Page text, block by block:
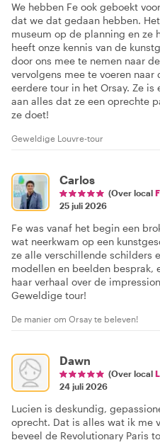
We hebben Fe ook geboekt
dat we dat gedaan hebben.
museum op de planning en ze
heeft onze kennis van de
door ons mee te nemen naar
vervolgens mee te voeren naar
eerdere tour in het Orsay. Ze
aan alles dat ze een oprechte
ze doet!
Geweldige Louvre-tour
Carlos
(Over local
25 juli 2026
Fe was vanaf het begin een
wat neerkwam op een
ze alle verschillende schilders
modellen en beelden
haar verhaal over de
Geweldige tour!
De manier om Orsay te beleven!
Dawn
(Over local
24 juli 2026
Lucien is deskundig,
oprecht. Dat is alles wat ik me
beveel de Revolutionary Paris